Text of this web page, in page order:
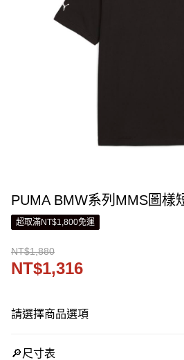
PUMA BMW系列MMS圖樣
超取滿NT$1,800免運
NT$1,880
NT$1,316
請選擇商品選項
🔎尺寸表